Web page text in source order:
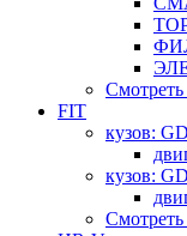
Смотреть
FIT
кузов:
кузов:
Смотреть